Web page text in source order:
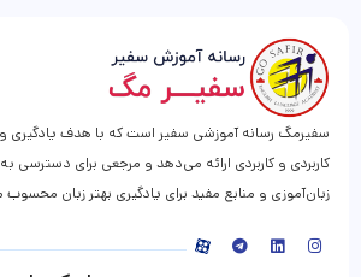
سفیرمگ رسانه آموزشی سفیر است که با هدف یادگیری
کاربردی و کاربردی ارائه می‌دهد و مرجعی برای دسترسی
زبان‌آموزی و منابع مفید برای یادگیری بهتر زبان